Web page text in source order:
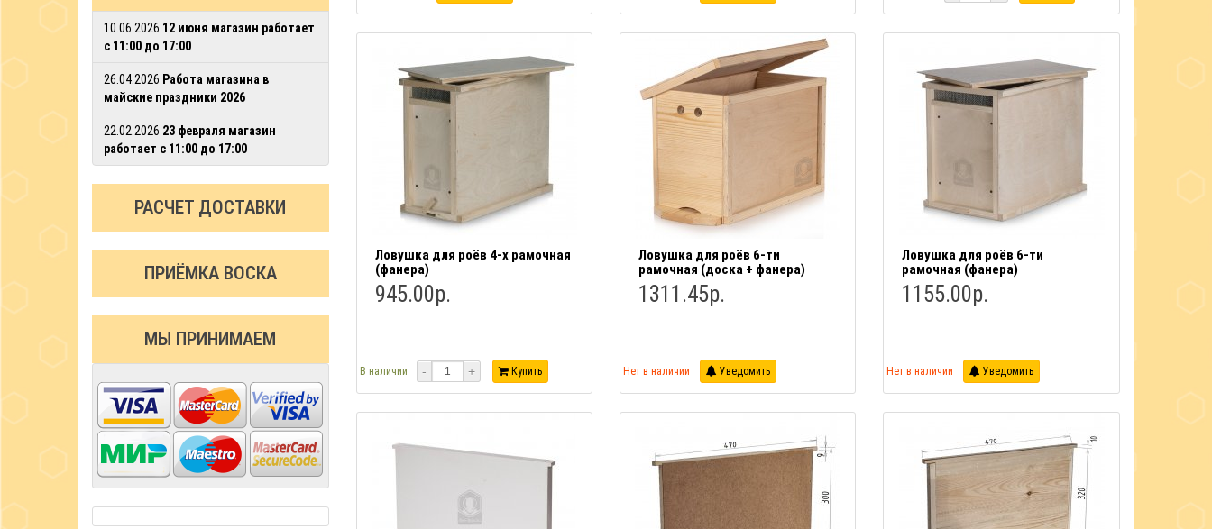
10.06.2026 12 июня магазин работает
с 11:00 до 17:00
26.04.2026 Работа магазина в
майские праздники 2026
22.02.2026 23 февраля магазин
работает с 11:00 до 17:00
РАСЧЕТ ДОСТАВКИ
ПРИЁМКА ВОСКА
МЫ ПРИНИМАЕМ
Ловушка для роёв 4-х рамочная
(фанера)
945.00р.
В наличии - + Купить
Ловушка для роёв 6-ти
рамочная (доска + фанера)
1311.45р.
Нет в наличии Уведомить
Ловушка для роёв 6-ти
рамочная (фанера)
1155.00р.
Нет в наличии Уведомить